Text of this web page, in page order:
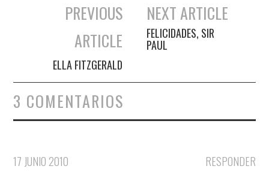
Navegación de entradas
PREVIOUS
ARTICLE
ELLA FITZGERALD
NEXT ARTICLE
FELICIDADES, SIR
PAUL
3 COMENTARIOS
RESPONDER
17 JUNIO 2010